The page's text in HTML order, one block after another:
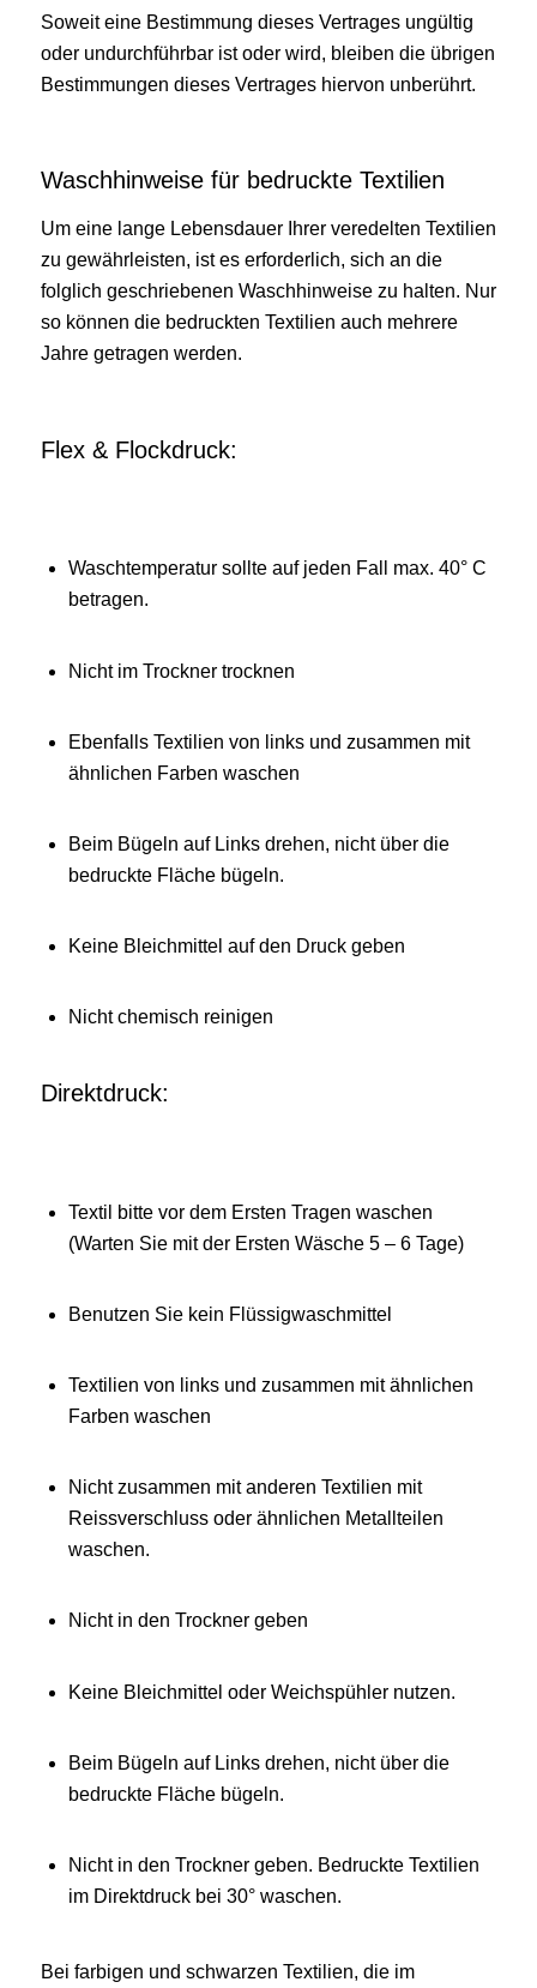
Soweit eine Bestimmung dieses Vertrages ungültig
oder undurchführbar ist oder wird, bleiben die übrigen
Bestimmungen dieses Vertrages hiervon unberührt.
Waschhinweise für bedruckte Textilien
Um eine lange Lebensdauer Ihrer veredelten Textilien
zu gewährleisten, ist es erforderlich, sich an die
folglich geschriebenen Waschhinweise zu halten. Nur
so können die bedruckten Textilien auch mehrere
Jahre getragen werden.
Flex & Flockdruck:
Waschtemperatur sollte auf jeden Fall max. 40° C
betragen.
Nicht im Trockner trocknen
Ebenfalls Textilien von links und zusammen mit
ähnlichen Farben waschen
Beim Bügeln auf Links drehen, nicht über die
bedruckte Fläche bügeln.
Keine Bleichmittel auf den Druck geben
Nicht chemisch reinigen
Direktdruck:
Textil bitte vor dem Ersten Tragen waschen
(Warten Sie mit der Ersten Wäsche 5 – 6 Tage)
Benutzen Sie kein Flüssigwaschmittel
Textilien von links und zusammen mit ähnlichen
Farben waschen
Nicht zusammen mit anderen Textilien mit
Reissverschluss oder ähnlichen Metallteilen
waschen.
Nicht in den Trockner geben
Keine Bleichmittel oder Weichspühler nutzen.
Beim Bügeln auf Links drehen, nicht über die
bedruckte Fläche bügeln.
Nicht in den Trockner geben. Bedruckte Textilien
im Direktdruck bei 30° waschen.
Bei farbigen und schwarzen Textilien, die im